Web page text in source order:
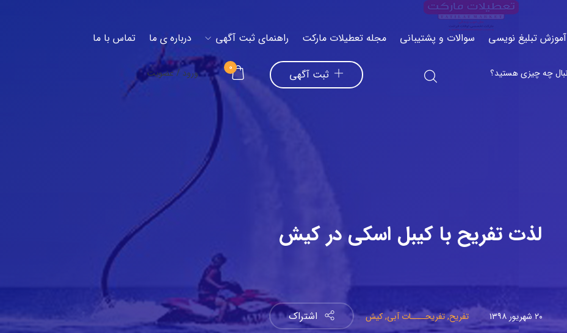
آموزش تبلیغ نویسی سوالات و پشتیبانی مجله تعطیلات مارکت راهنمای ثبت آگهی درباره ی ما تماس با ما
ثبت آگهی ۰ ورود / عضویت
لذت تفریح با کیبل اسکی در کیش
۲۰ شهریور ۱۳۹۸ تفریح,تفریحــــات آبی,کیش اشتراک